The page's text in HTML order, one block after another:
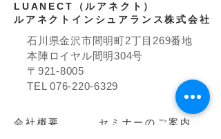
LUANECT（ルアネクト）
ルアネクトインシュアランス株式会社
石川県金沢市間明町2丁目269番地
本陣ロイヤル間明304号
〒921-8005
TEL 076-220-6329
​会社概要 セミナーのご案内